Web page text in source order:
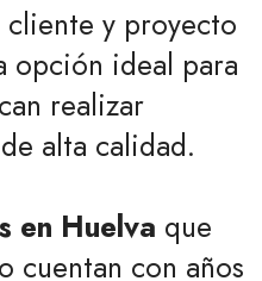
cliente y proyecto
opción ideal para
realizar
de alta calidad.
en Huelva que
cuentan con años